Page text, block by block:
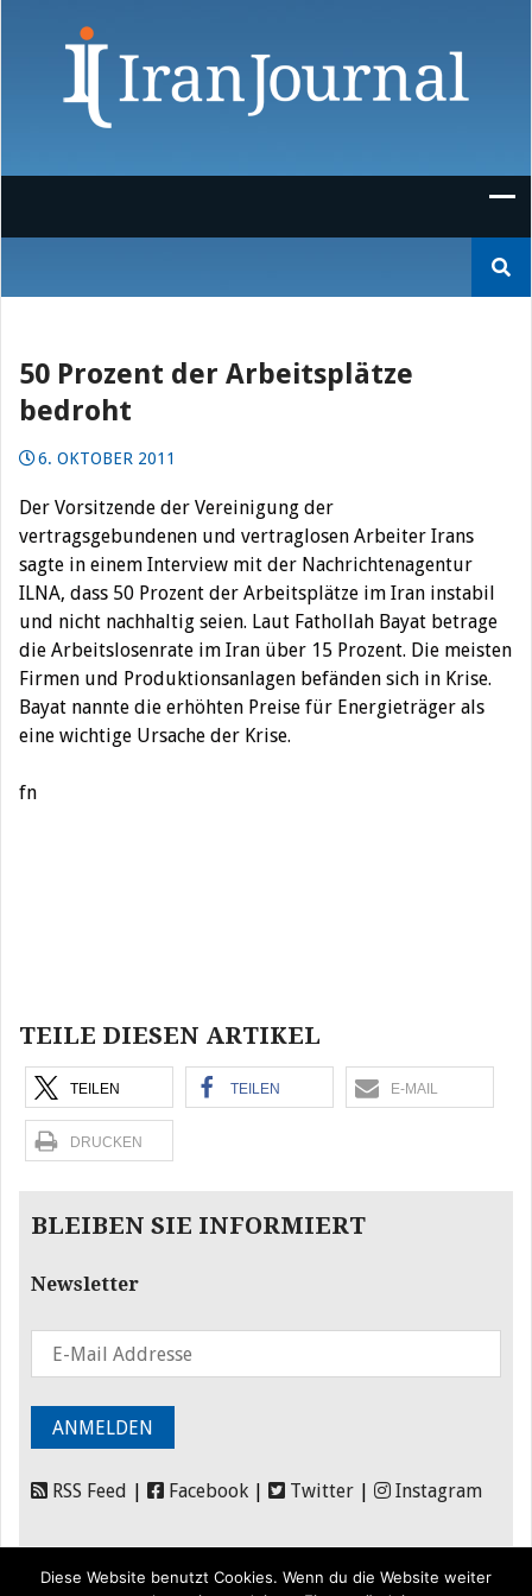
nach:
50 Prozent der Arbeitsplätze
bedroht
6. OKTOBER 2011
Der Vorsitzende der Vereinigung der
vertragsgebundenen und vertraglosen Arbeiter Irans
sagte in einem Interview mit der Nachrichtenagentur
ILNA, dass 50 Prozent der Arbeitsplätze im Iran instabil
und nicht nachhaltig seien. Laut Fathollah Bayat betrage
die Arbeitslosenrate im Iran über 15 Prozent. Die meisten
Firmen und Produktionsanlagen befänden sich in Krise.
Bayat nannte die erhöhten Preise für Energieträger als
eine wichtige Ursache der Krise.
fn
TEILE DIESEN ARTIKEL
TEILEN TEILEN E-MAIL
DRUCKEN
BLEIBEN SIE INFORMIERT
Newsletter
RSS Feed Facebook Twitter Instagram
Diese Website benutzt Cookies. Wenn du die Website weiter